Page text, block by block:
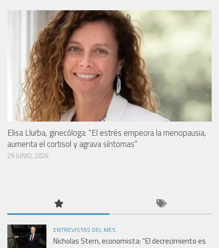
Elisa Llurba, ginecóloga: “El estrés empeora la menopausia,
aumenta el cortisol y agrava síntomas”
29 JUNIO, 2026
ENTREVISTAS DEL MES
Nicholas Stern, economista: “El decrecimiento es